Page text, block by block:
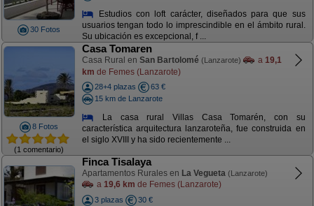
30 Fotos
Estudios con loft carácter, diseñados para que sus
usuarios tengan todo lo imprescindible en el ámbito rural.
Su ubicación es excepcional, f ...
8 Fotos
(1 comentario)
Casa Tomaren
Casa Rural en San Bartolomé (Lanzarote) a 19,1
km de Femes (Lanzarote)
28+4 plazas
63 €
15 km de Lanzarote
La casa rural Villas Casa Tomarén, con su
característica arquitectura lanzaroteña, fue construida en
el siglo XVIII y ha sido recientemente ...
Finca Tisalaya
Apartamentos Rurales en La Vegueta (Lanzarote)
a 19,6 km de Femes (Lanzarote)
3 plazas
30 €